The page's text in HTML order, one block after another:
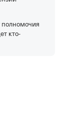
полномочия
кто-